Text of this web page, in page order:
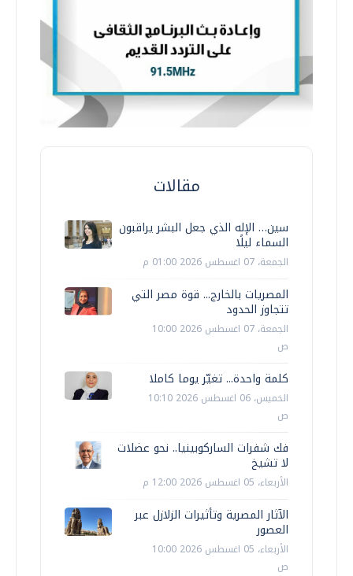
مقالات
سين… الإله الذي جعل البشر يراقبون
السماء ليلًا
الجمعة، 07 اغسطس 2026 01:00 م
المصريات بالخارج... قوة مصر التي
تتجاوز الحدود
الجمعة، 07 اغسطس 2026 10:00
ص
كلمة واحدة... تغيّر يوما كاملا
الخميس، 06 اغسطس 2026 10:10
ص
فك شفرات الساركوبينيا.. نحو عضلات
لا تشيخ
الأربعاء، 05 اغسطس 2026 12:00 م
الآثار المصرية وتأثيرات الزلازل عبر
العصور
الأربعاء، 05 اغسطس 2026 10:00
ص